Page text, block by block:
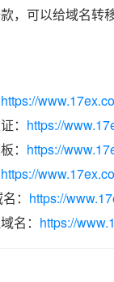
，可以给域名转
https://
： https://
： https://
https://
： https://
名： https://